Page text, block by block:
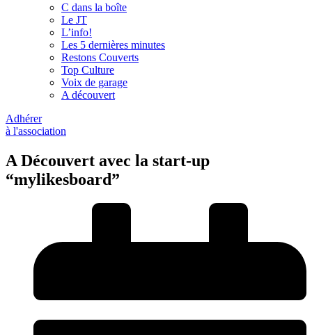
C dans la boîte
Le JT
L’info!
Les 5 dernières minutes
Restons Couverts
Top Culture
Voix de garage
A découvert
Adhérer
à l'association
A Découvert avec la start-up
“mylikesboard”